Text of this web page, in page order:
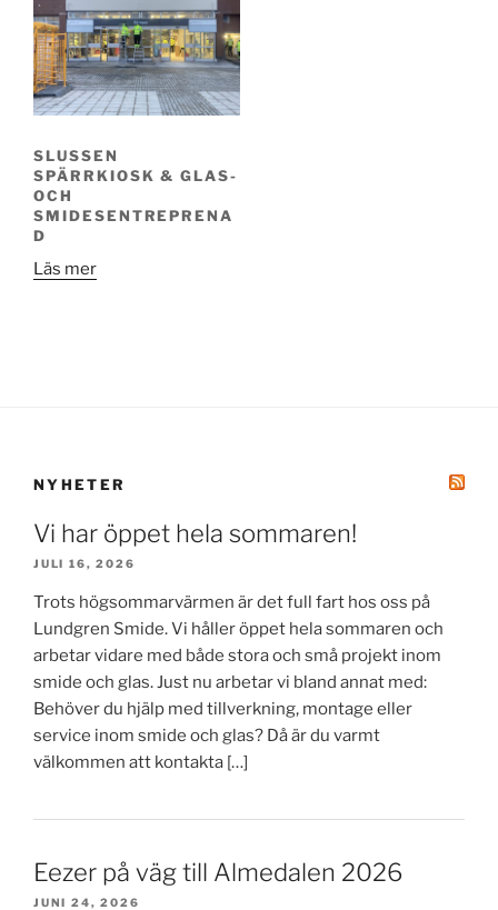
SLUSSEN
SPÄRRKIOSK & GLAS-
OCH
SMIDESENTREPRENA
D
Läs mer
NYHETER
Vi har öppet hela sommaren!
JULI 16, 2026
Trots högsommarvärmen är det full fart hos oss på
Lundgren Smide. Vi håller öppet hela sommaren och
arbetar vidare med både stora och små projekt inom
smide och glas. Just nu arbetar vi bland annat med:
Behöver du hjälp med tillverkning, montage eller
service inom smide och glas? Då är du varmt
välkommen att kontakta […]
Eezer på väg till Almedalen 2026
JUNI 24, 2026